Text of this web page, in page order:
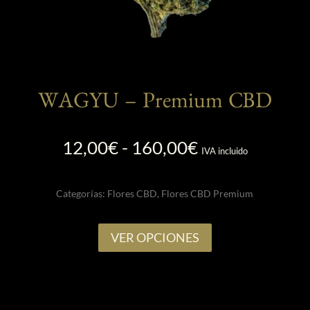
WAGYU – Premium CBD
12,00€- 160,00€Rango
desde
12,00€
hasta
160,00€
IVA incluido
Categorías: Flores CBD, Flores CBD Premium
VER OPCIONES
producto